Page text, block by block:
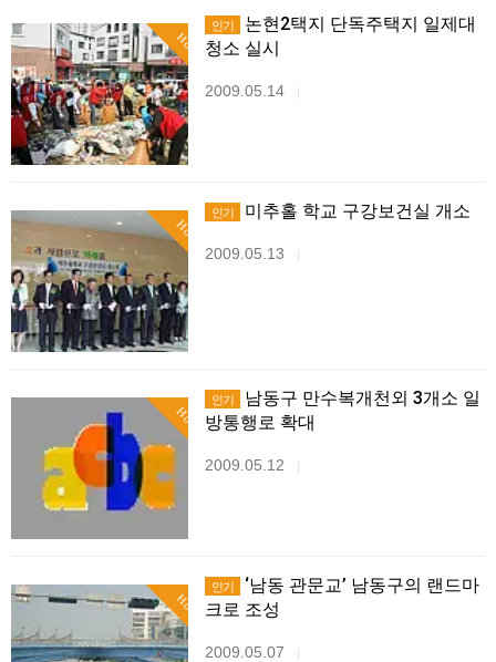
Hot
인기
논현2택지 단독주택지 일제대
청소 실시
2009.05.14 |
Hot
인기 미추홀 학교 구강보건실 개소
2009.05.13 |
Hot
인기
남동구 만수복개천외 3개소 일
방통행로 확대
2009.05.12 |
Hot
인기
‘남동 관문교’ 남동구의 랜드마
크로 조성
2009.05.07 |